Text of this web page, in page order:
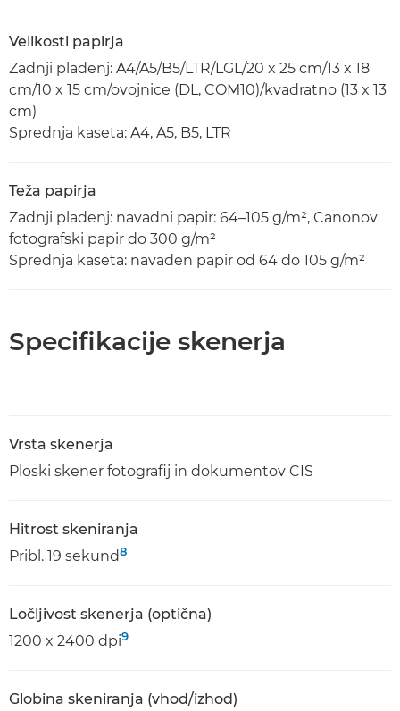
Velikosti papirja
Zadnji pladenj: A4/A5/B5/LTR/LGL/20 x 25 cm/13 x 18
cm/10 x 15 cm/ovojnice (DL, COM10)/kvadratno (13 x 13
cm)
Sprednja kaseta: A4, A5, B5, LTR
Teža papirja
Zadnji pladenj: navadni papir: 64–105 g/m², Canonov
fotografski papir do 300 g/m²
Sprednja kaseta: navaden papir od 64 do 105 g/m²
Specifikacije skenerja
Vrsta skenerja
Ploski skener fotografij in dokumentov CIS
Hitrost skeniranja
Pribl. 19 sekund8
Ločljivost skenerja (optična)
1200 x 2400 dpi9
Globina skeniranja (vhod/izhod)